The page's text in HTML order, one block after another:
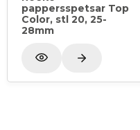
pappersspetsar Top
Color, stl 20, 25-
28mm